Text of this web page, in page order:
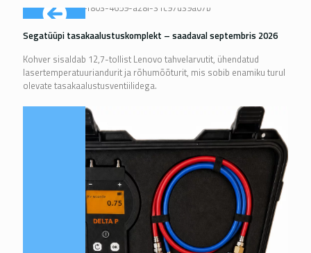
Segatüüpi tasakaalustuskomplekt – saadaval septembris 2026
Kohver sisaldab 12,7-tollist Lenovo tahvelarvutit, ühendatud
lasertemperatuuriandurit ja rõhumõõturit, mis sobib enamiku turul
olevate tasakaalustusventiilidega.